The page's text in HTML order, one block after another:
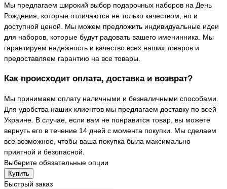
Мы предлагаем широкий выбор подарочных наборов на День
Рождения, которые отличаются не только качеством, но и
доступной ценой. Мы можем предложить индивидуальные идеи
для наборов, которые будут радовать вашего именинника. Мы
гарантируем надежность и качество всех наших товаров и
предоставляем гарантию на все товары.
Как происходит оплата, доставка и возврат?
Мы принимаем оплату наличными и безналичными способами.
Для удобства наших клиентов мы предлагаем доставку по всей
Украине. В случае, если вам не понравится товар, вы можете
вернуть его в течение 14 дней с момента покупки. Мы сделаем
все возможное, чтобы ваша покупка была максимально
приятной и безопасной.
Выберите обязательные опции
Купить
Быстрый заказ